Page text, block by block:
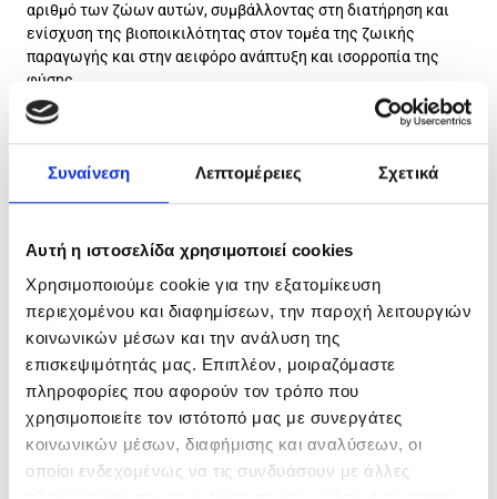
Συναίνεση Λεπτομέρειες Σχετικά
Αυτή η ιστοσελίδα χρησιμοποιεί cookies
Χρησιμοποιούμε cookie για την εξατομίκευση
περιεχομένου και διαφημίσεων, την παροχή λειτουργιών
κοινωνικών μέσων και την ανάλυση της
επισκεψιμότητάς μας. Επιπλέον, μοιραζόμαστε
πληροφορίες που αφορούν τον τρόπο που
χρησιμοποιείτε τον ιστότοπό μας με συνεργάτες
κοινωνικών μέσων, διαφήμισης και αναλύσεων, οι
οποίοι ενδεχομένως να τις συνδυάσουν με άλλες
αριθμό των ζώων αυτών, συμβάλλοντας στη διατήρηση και
ενίσχυση της βιοποικιλότητας στον τομέα της ζωικής
παραγωγής και στην αειφόρο ανάπτυξη και ισορροπία της
φύσης.
Όπως επισημαίνεται στην πρόσκληση το έτος 2024 αποτελεί
το πρώτο έτος εφαρμογής των δεσμεύσεων της
Παρέμβασης. Οι δεσμεύσεις που αναλαμβάνονται στο πλαίσιο
της Παρέμβασης Π3-70-1.5 είναι πενταετούς διάρκειας, με
Δυνητικοί δικαιούχοι στην Παρέμβαση είναι:
είναι κάτοχοι αυτόχθονων φυλών αγροτικών ζώων
που απειλούνται με εξαφάνιση, όπως αυτές
αποτυπώνονται στον πίνακα της παραγράφου 1.3,
εκτρέφουν ζώα των εν λόγω φυλών στις
συγκεκριμένες περιοχές παρέμβασης της χώρας,
όπως αυτές φαίνονται στον πίνακα της παραγράφου
1.3,
εκτρέφουν ζώα εγγεγραμμένα στο γενεαλογικό βιβλίο
της φυλής στην οποία ανήκουν.